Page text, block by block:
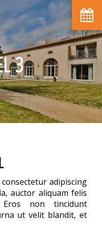
3
adipiscing
auctor aliquam felis
non tincidunt
ut velit blandit, et